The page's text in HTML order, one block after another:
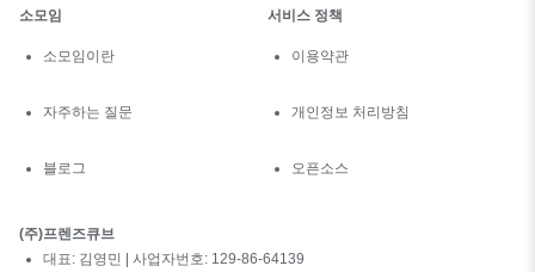
소모임
소모임이란
자주하는 질문
블로그
서비스 정책
이용약관
개인정보 처리방침
오픈소스
(주)프렌즈큐브
대표: 김영민 | 사업자번호: 129-86-64139